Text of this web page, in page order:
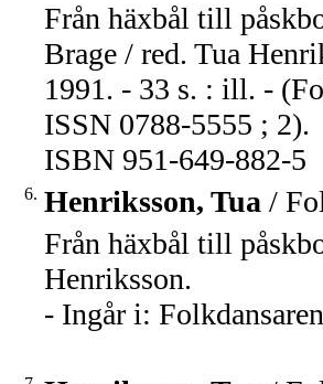
Från häxbål till
Brage / red. Tua
1991. - 33 s. : ill. -
ISSN 0788-5555 ; 2).
ISBN 951-649-882-5
6. Henriksson, Tua /
Från häxbål till
Henriksson.
- Ingår i: